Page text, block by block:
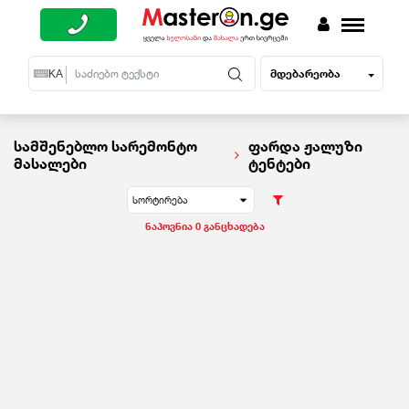
EN KA RU მდებარეობა
სამშენებლო სარემონტო
მასალები
ფარდა ჟალუზი
ტენტები
სორტირება
ნაპოვნია 0 განცხადება